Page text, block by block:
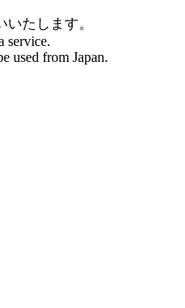
いたします。
service.
used from Japan.